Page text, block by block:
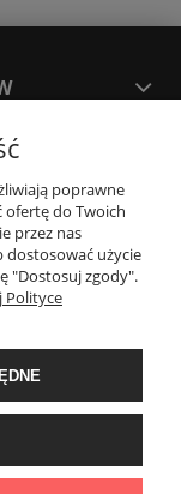
DOSTAWY
NUMER 6 | 39-
poprawne
ofertę do Twoich
przez nas
dostosować użycie
"Dostosuj zgody".
Polityce